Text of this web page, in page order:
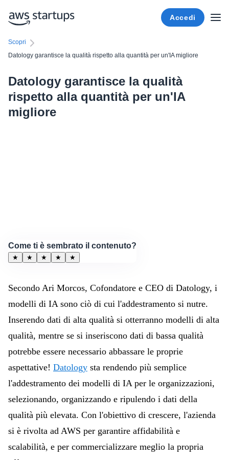
Accedi
Scopri
Datology garantisce la qualità rispetto alla quantità per un'IA migliore
Datology garantisce la qualità
rispetto alla quantità per un'IA
migliore
Come ti è sembrato il contenuto?
★ ★ ★ ★ ★
Secondo Ari Morcos, Cofondatore e CEO di Datology, i
modelli di IA sono ciò di cui l'addestramento si nutre.
Inserendo dati di alta qualità si otterranno modelli di alta
qualità, mentre se si inseriscono dati di bassa qualità
potrebbe essere necessario abbassare le proprie
aspettative! Datology sta rendendo più semplice
l'addestramento dei modelli di IA per le organizzazioni,
selezionando, organizzando e ripulendo i dati della
qualità più elevata. Con l'obiettivo di crescere, l'azienda
si è rivolta ad AWS per garantire affidabilità e
scalabilità, e per commercializzare meglio la propria